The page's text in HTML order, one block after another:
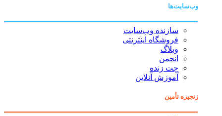
وب‌سایت‌ها
سازنده وب‌سایت
فروشگاه اینترنتی
وبلاگ
انجمن
چت زنده
آموزش آنلاین
زنجیره تأمین